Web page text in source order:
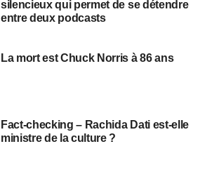
silencieux qui permet de se détendre
entre deux podcasts
La mort est Chuck Norris à 86 ans
Fact-checking – Rachida Dati est-elle
ministre de la culture ?